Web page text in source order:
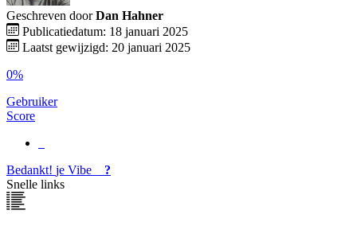
Geschreven door Dan Hahner
Publicatiedatum: 18 januari 2025
Laatst gewijzigd: 20 januari 2025
0%
Gebruiker
Score
Bedankt! je Vibe
?
Snelle links